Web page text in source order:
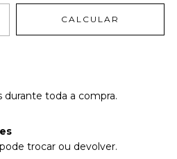
CALCULAR
durante toda a compra.
trocar ou devolver.